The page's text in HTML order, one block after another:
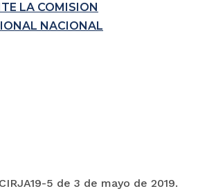
LA COMISION
NACIONAL
5 de 3 de mayo de 2019.